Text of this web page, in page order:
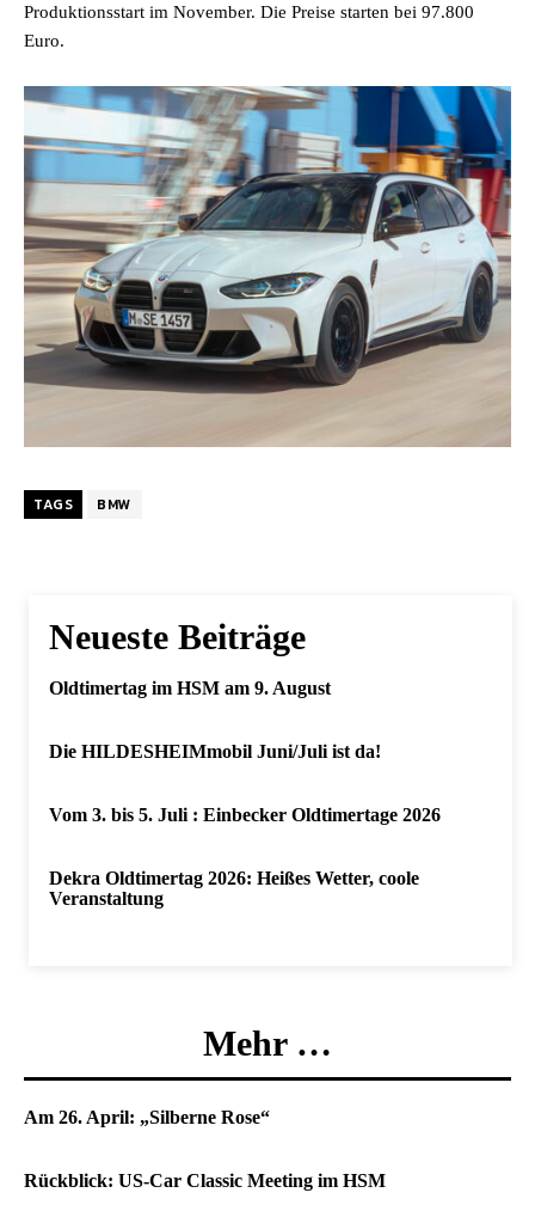
Produktionsstart im November. Die Preise starten bei 97.800
Euro.
TAGS BMW
Neueste Beiträge
Oldtimertag im HSM am 9. August
Die HILDESHEIMmobil Juni/Juli ist da!
Vom 3. bis 5. Juli : Einbecker Oldtimertage 2026
Dekra Oldtimertag 2026: Heißes Wetter, coole
Veranstaltung
Mehr …
Am 26. April: „Silberne Rose“
Rückblick: US-Car Classic Meeting im HSM